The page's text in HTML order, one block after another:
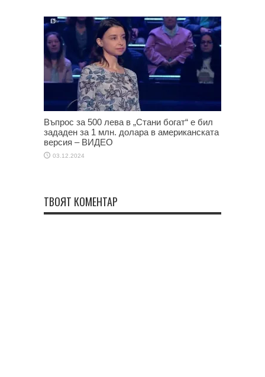
Въпрос за 500 лева в „Стани богат“ е бил
зададен за 1 млн. долара в американската
версия – ВИДЕО
03.12.2024
ТВОЯТ КОМЕНТАР